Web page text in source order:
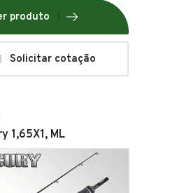
produto
Solicitar cotação
1,65X1, ML